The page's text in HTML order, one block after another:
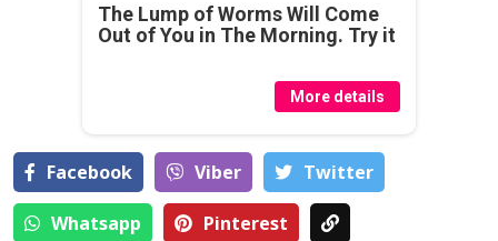
The Lump of Worms Will Come
Out of You in The Morning. Try it
More details
Facebook Viber Тwitter
Whatsapp Pinterest